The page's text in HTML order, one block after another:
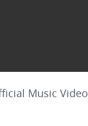
Music Video